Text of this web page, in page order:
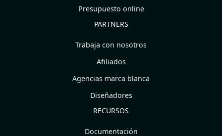
Presupuesto online
PARTNERS
Trabaja con nosotros
Afiliados
Agencias marca blanca
Diseñadores
RECURSOS
Documentación